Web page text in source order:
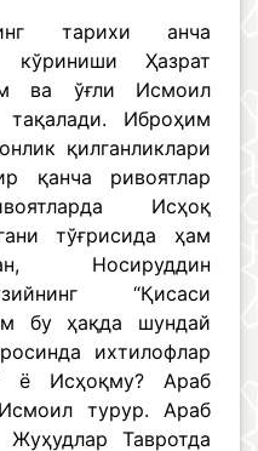
тарихи анча
кўриниши Ҳазрат
ва ўғли Исмоил
тақалади. Иброҳим
қилганликлари
қанча ривоятлар
Исҳоқ
тўғрисида ҳам
Носируддин
“Қисаси
бу ҳақда шундай
ихтилофлар
ё Исҳоқму? Араб
турур. Араб
Тавротда